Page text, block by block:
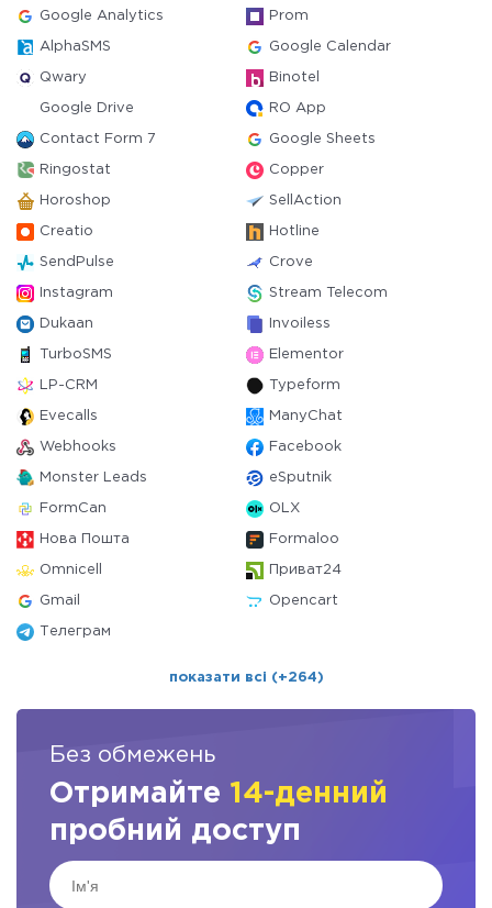
Google Analytics Prom
AlphaSMS Google Calendar
Qwary Binotel
Google Drive RO App
Contact Form 7 Google Sheets
Ringostat Copper
Horoshop SellAction
Creatio Hotline
SendPulse Crove
Instagram Stream Telecom
Dukaan Invoiless
TurboSMS Elementor
LP-CRM Typeform
Evecalls ManyChat
Webhooks Facebook
Monster Leads eSputnik
FormCan OLX
Нова Пошта Formaloo
Omnicell Приват24
Gmail Opencart
Телеграм
показати всі (+264)
Без обмежень
Отримайте 14-денний
пробний доступ